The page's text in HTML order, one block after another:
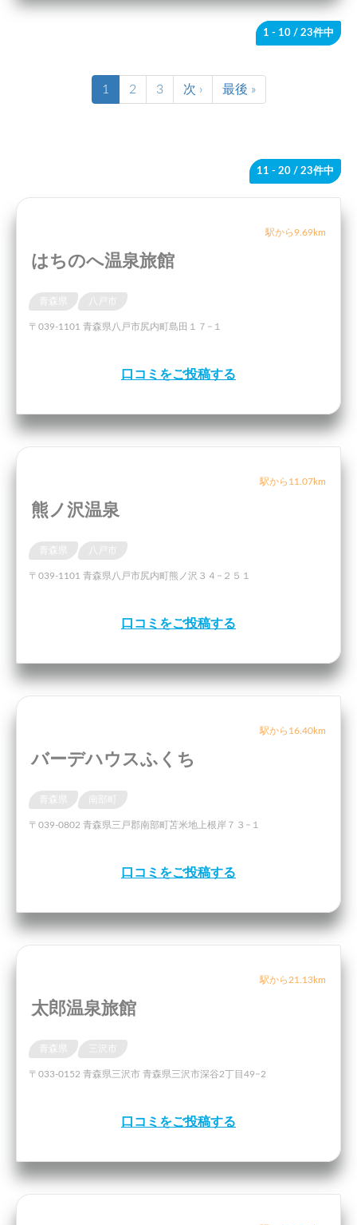
1 - 10 / 23件中
1 2 3 次 › 最後 »
11 - 20 / 23件中
駅から9.69km
はちのへ温泉旅館
青森県
〒039-1101 青森県八戸市尻内町島田１７−１
口コミをご投稿する
駅から11.07km
熊ノ沢温泉
青森県
〒039-1101 青森県八戸市尻内町熊ノ沢３４−２５１
口コミをご投稿する
駅から16.40km
バーデハウスふくち
青森県 南部町
〒039-0802 青森県三戸郡南部町苫米地上根岸７３−１
口コミをご投稿する
駅から21.13km
太郎温泉旅館
青森県
〒033-0152 青森県三沢市 青森県三沢市深谷2丁目49−2
口コミをご投稿する